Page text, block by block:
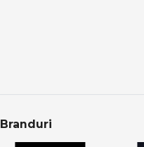
Branduri